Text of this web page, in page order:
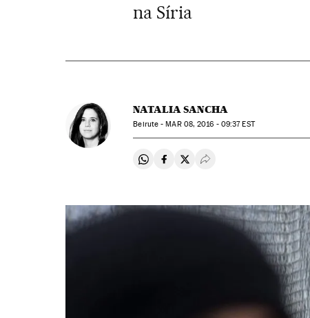
na Síria
NATALIA SANCHA
Beirute -MAR08, 2016 - 09:37EST
Compartir en Whatsapp
Compartir en Facebook
Compartir en Twitter
Desplegar Redes